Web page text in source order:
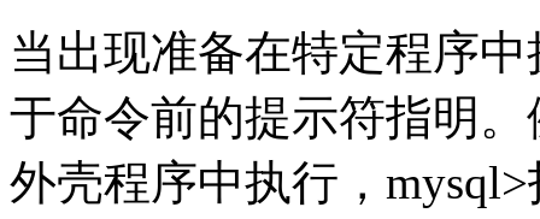
当出现准备在特定程序
于命令前的提示符指明。
外壳程序中执行，